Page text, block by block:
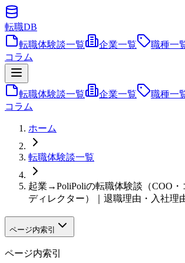
転職DB
転職体験談一覧
企業一覧 職種一
コラム
転職体験談一覧 企業一覧 職種一
コラム
ホーム
転職体験談一覧
起業→PoliPoliの転職体験談（COO・
ディレクター）｜退職理由・入社理
ページ内索引
ページ内索引